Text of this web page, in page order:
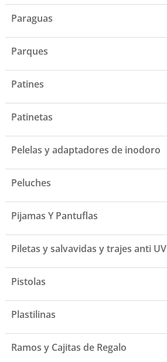
Paraguas
Parques
Patines
Patinetas
Pelelas y adaptadores de inodoro
Peluches
Pijamas Y Pantuflas
Piletas y salvavidas y trajes anti UV
Pistolas
Plastilinas
Ramos y Cajitas de Regalo